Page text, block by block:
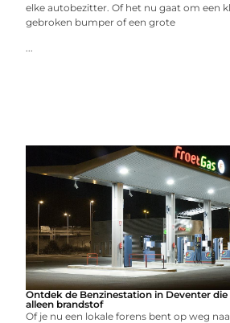
elke autobezitter. Of het nu gaat om een
gebroken bumper of een grote
...
Ontdek de Benzinestation in Deventer
alleen brandstof
Of je nu een lokale forens bent op weg